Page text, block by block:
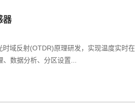
器
域反射(OTDR)原理研发，实现温度实时在
数据分析、分区设置...